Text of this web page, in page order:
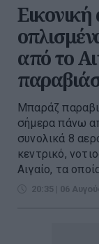
από το
Μπαράζ
σήμερα πάνω
συνολικά 8
κεντρικό,
Αιγαίο, τα
20:35 | 06